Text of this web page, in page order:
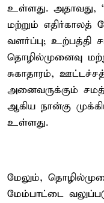
உள்ளது. அதாவது,
மற்றும் எதிர்காலத்
வளர்ப்பு; உற்பத்தி
தொழில்முனைவு
சுகாதாரம்,
அனைவருக்கும்
ஆகிய நான்கு
உள்ளது.
மேலும்,
மேம்பாட்டை